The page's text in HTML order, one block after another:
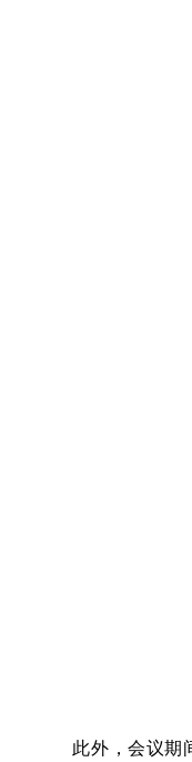
此外，会议期